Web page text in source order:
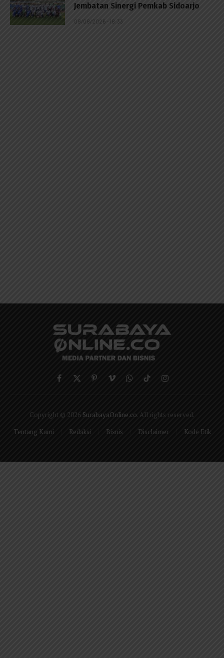
Jembatan Sinergi Pemkab Sidoarjo
08/08/2026 - 18:33
Facebook
X
PinterestVimeoWhatsApp
TikTokInstagram
Copyright © 2026 SurabayaOnline.co . All rights reserved.
Tentang Kami
Redaksi Bisnis Disclaimer Kode Etik